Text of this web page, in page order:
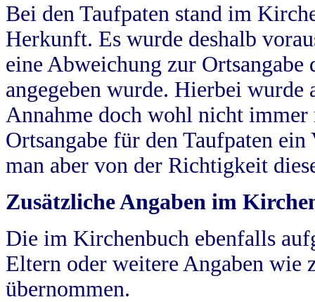
Bei den Taufpaten stand im
Herkunft. Es wurde deshalb
eine Abweichung zur
angegeben wurde. Hierbei wurde
Annahme doch wohl nicht
Ortsangabe für den Taufpaten
man aber von der Richtigkeit
Zusätzliche Angaben im
Die im Kirchenbuch ebenfalls
Eltern oder weitere Angaben wie
übernommen.